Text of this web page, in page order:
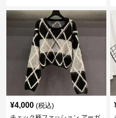
¥4,000 (税込)